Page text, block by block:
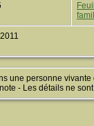
une personne
- Les détails ne